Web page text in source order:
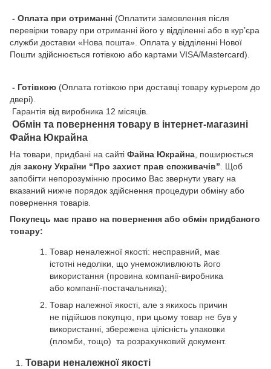
- Оплата при отриманні (Оплатити замовлення після
перевірки товару при отриманні його у відділенні або в кур’єра
служби доставки «Нова пошта». Оплата у відділенні Нової
Пошти здійснюється готівкою або картами VISA/Mastercard).
- Готівкою (Оплата готівкою при доставці товару курьером до
двері).
Гарантія від виробника 12 місяців.
Обмін та повернення товару в інтернет-магазині
Файна Юкрайна
На товари, придбані на сайті Файна Юкрайна , поширюється
дія закону України “Про захист прав споживачів” . Щоб
запобігти непорозумінню просимо Вас звернути увагу на
вказаний нижче порядок здійснення процедури обміну або
повернення товарів.
Покупець має право на повернення або обмін придбаного
товару:
Товар неналежної якості: несправний, має
істотні недоліки, що унеможливлюють його
використання (провина компанії-виробника
або компанії-постачальника);
Товар належної якості, але з якихось причин
не підійшов покупцю, при цьому товар не був у
використанні, збережена цілісність упаковки
(пломби, тощо) та розрахунковий документ.
Товари неналежної якості